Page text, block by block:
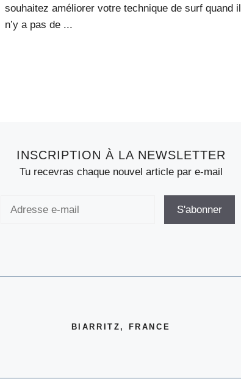
souhaitez améliorer votre technique de surf quand il
n’y a pas de ...
INSCRIPTION À LA NEWSLETTER
Tu recevras chaque nouvel article par e-mail
BIARRITZ, FRANCE